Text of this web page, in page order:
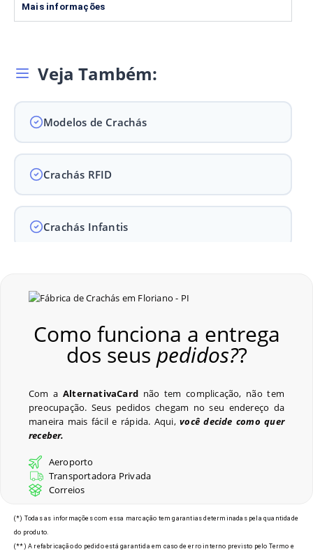
Mais informações
Veja Também:
Modelos de Crachás
Crachás RFID
Crachás Infantis
Crachás para Eventos
Últimos Pedidos
Modelos de Crachás em
Floriano - PI
Como funciona a entrega
dos seus pedidos??
Com aAlternativaCard não tem complicação, não tem
preocupação. Seus pedidos chegam no seu endereço da
maneira mais fácil e rápida. Aqui,você decide como quer
receber.
Aeroporto
Transportadora Privada
Correios
(*) Todas as informações com essa marcação tem garantias determinadas pela quantidade
do produto.
(**) A refabricação do pedido está garantida em caso de erro interno previsto pelo Termo e